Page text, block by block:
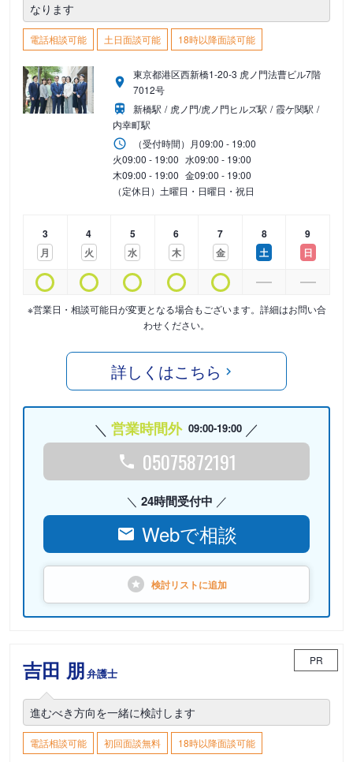
なります
電話相談可能 土日面談可能 18時以降面談可能
東京都港区西新橋1-20-3 虎ノ門法曹ビル7階
7012号
新橋駅
虎ノ門/虎ノ門ヒルズ駅
霞ケ関駅
内幸町駅
（受付時間） 月09:00 - 19:00
火09:00 - 19:00 水09:00 - 19:00
木09:00 - 19:00 金09:00 - 19:00
（定休日）土曜日・日曜日・祝日
3
月
4
火
5
水
6
木
7
金
8
土
9
日
※営業日・相談可能日が変更となる場合もございます。詳細はお問い合
わせください。
詳しくはこちら
営業時間外 09:00-19:00
05075872191
24時間受付中
Webで相談
検討リストに追加
吉田 朋弁護士
PR
進むべき方向を一緒に検討します
電話相談可能 初回面談無料 18時以降面談可能